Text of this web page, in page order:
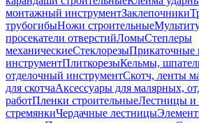
монтажный инструментЗаклепочники
трубогибыНожи строительные
просекатели отверстийЛомыСтеплеры
механическиеСтеклорезыПрикаточные
инструментПлиткорезыКельмы,
отделочный инструментСкотч, ленты
для скотчаАксессуары для малярных,
работПленки строительныеЛестницы и
стремянкиЧердачные лестницы